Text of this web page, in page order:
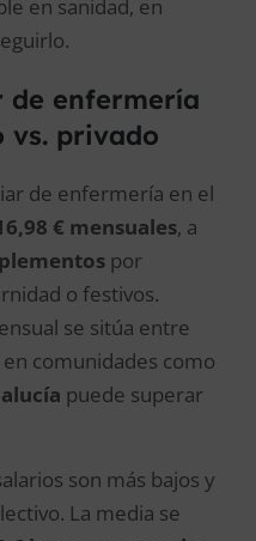
en sanidad, en
de enfermería
vs. privado
de enfermería en el
€ mensuales, a
por
o festivos.
se sitúa entre
comunidades como
puede superar
son más bajos y
La media se